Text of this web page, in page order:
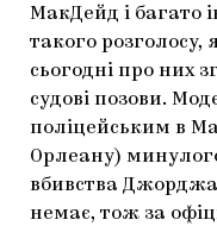
МакДейд і багато
такого
сьогодні про них
судові позови.
поліцейським в
Орлеану)
вбивства Джорджа
немає, тож за